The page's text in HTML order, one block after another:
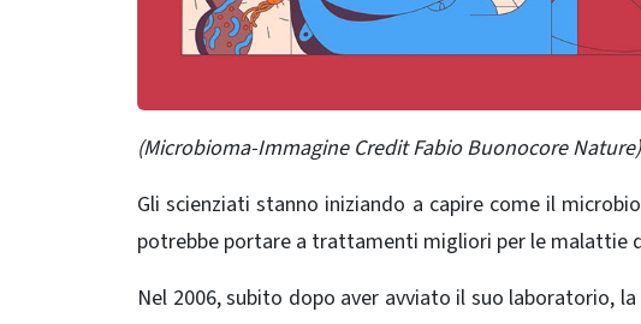
(Microbioma-Immagine Credit Fabio Buonocore
Gli scienziati stanno iniziando a capire come il
potrebbe portare a trattamenti migliori per le malattie
Nel 2006, subito dopo aver avviato il suo laboratorio,